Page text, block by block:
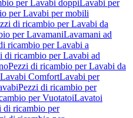
per Lavabi doppiLavabi per
per Lavabi per mobili
di ricambio per Lavabi da
per LavamaniLavamani ad
ricambio per Lavabi a
di ricambio per Lavabi ad
Pezzi di ricambio per Lavabi da
Lavabi ComfortLavabi per
Pezzi di ricambio per
per VuotatoiLavatoi
di ricambio per